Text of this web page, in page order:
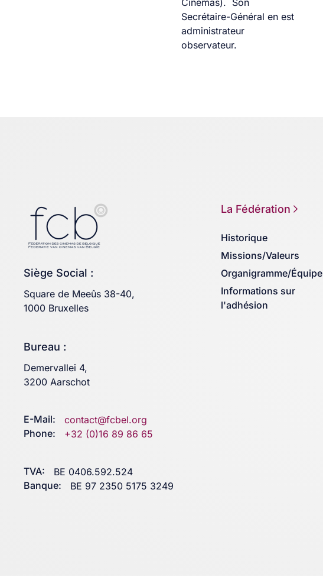
Cinémas). Son
Secrétaire-Général en est
administrateur
observateur.
Siège Social :
Square de Meeûs 38-40,
1000 Bruxelles
Bureau :
Demervallei 4,
3200 Aarschot
E-Mail:
contact@fcbel.org
Phone:
+32 (0)16 89 86 65
TVA:
BE 0406.592.524
Banque:
BE 97 2350 5175 3249
La Fédération
Historique
Missions/Valeurs
Organigramme/Équipe
Informations sur
l'adhésion